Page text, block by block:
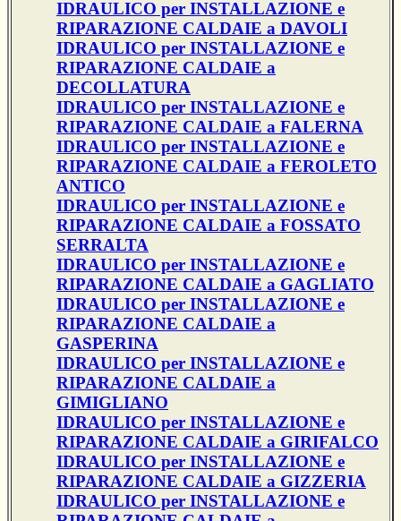
IDRAULICO per INSTALLAZIONE e
RIPARAZIONE CALDAIE a DAVOLI
IDRAULICO per INSTALLAZIONE e
RIPARAZIONE CALDAIE a
DECOLLATURA
IDRAULICO per INSTALLAZIONE e
RIPARAZIONE CALDAIE a FALERNA
IDRAULICO per INSTALLAZIONE e
RIPARAZIONE CALDAIE a FEROLETO
ANTICO
IDRAULICO per INSTALLAZIONE e
RIPARAZIONE CALDAIE a FOSSATO
SERRALTA
IDRAULICO per INSTALLAZIONE e
RIPARAZIONE CALDAIE a GAGLIATO
IDRAULICO per INSTALLAZIONE e
RIPARAZIONE CALDAIE a
GASPERINA
IDRAULICO per INSTALLAZIONE e
RIPARAZIONE CALDAIE a
GIMIGLIANO
IDRAULICO per INSTALLAZIONE e
RIPARAZIONE CALDAIE a GIRIFALCO
IDRAULICO per INSTALLAZIONE e
RIPARAZIONE CALDAIE a GIZZERIA
IDRAULICO per INSTALLAZIONE e